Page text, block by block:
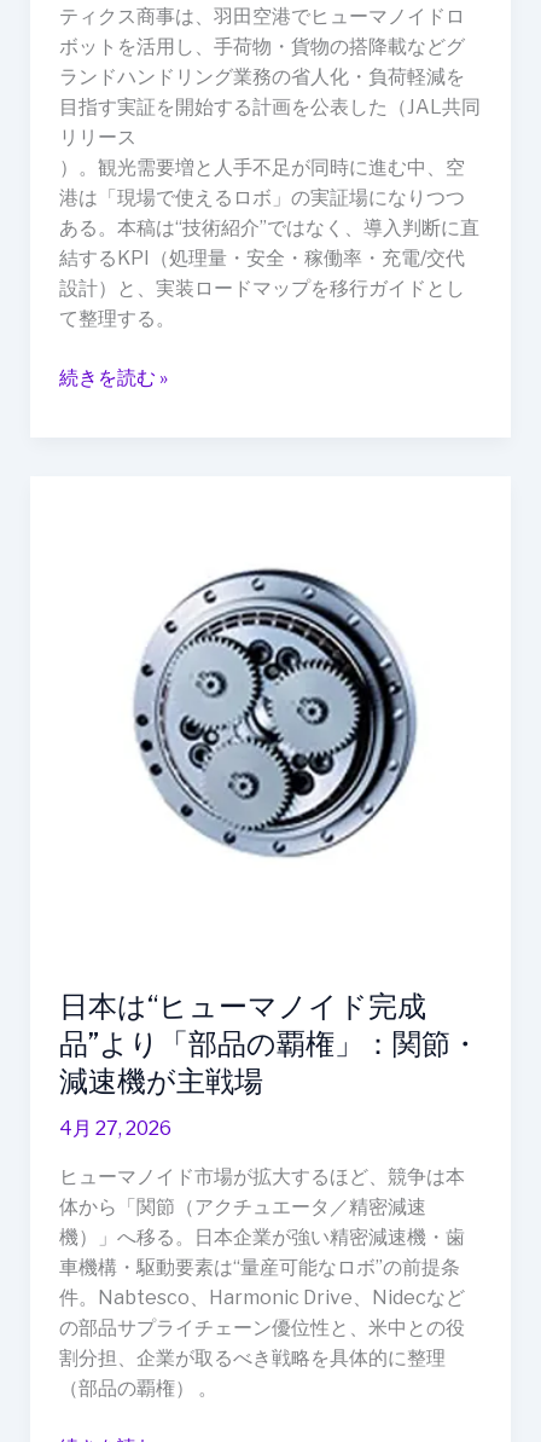
ティクス商事は、羽田空港でヒューマノイドロ
ボットを活用し、手荷物・貨物の搭降載などグ
ランドハンドリング業務の省人化・負荷軽減を
目指す実証を開始する計画を公表した（JAL共同
リリース
）。観光需要増と人手不足が同時に進む中、空
港は「現場で使えるロボ」の実証場になりつつ
ある。本稿は“技術紹介”ではなく、導入判断に直
結するKPI（処理量・安全・稼働率・充電/交代
設計）と、実装ロードマップを移行ガイドとし
て整理する。
ク
ヤ
ー
ド
自
動
化
が
本
格
化
る
続きを読む »
日本は“ヒューマノイド完成
品”より「部品の覇権」：関節・
減速機が主戦場
4月 27, 2026
ヒューマノイド市場が拡大するほど、競争は本
体から「関節（アクチュエータ／精密減速
機）」へ移る。日本企業が強い精密減速機・歯
車機構・駆動要素は“量産可能なロボ”の前提条
件。Nabtesco、Harmonic Drive、Nidecなど
の部品サプライチェーン優位性と、米中との役
割分担、企業が取るべき戦略を具体的に整理
（部品の覇権） 。
権」：
関
節・
減
速
が
主
戦
場